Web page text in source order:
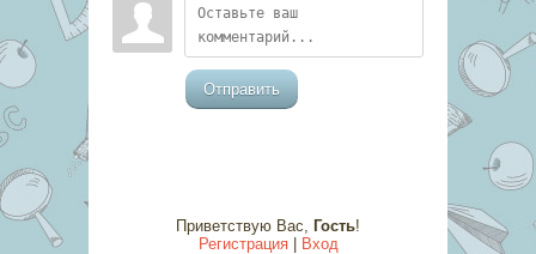
Отправить
Приветствую Вас, Гость!
Регистрация| Вход